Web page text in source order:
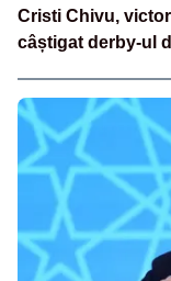
Cristi Chivu,
câștigat derby-ul